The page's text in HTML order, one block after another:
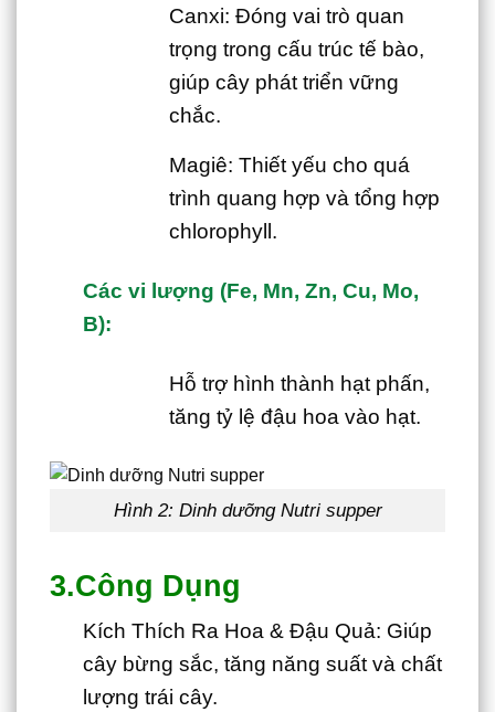
Canxi: Đóng vai trò quan
trọng trong cấu trúc tế bào,
giúp cây phát triển vững
chắc.
Magiê: Thiết yếu cho quá
trình quang hợp và tổng hợp
chlorophyll.
Các vi lượng (Fe, Mn, Zn, Cu, Mo,
B):
Hỗ trợ hình thành hạt phấn,
tăng tỷ lệ đậu hoa vào hạt.
Hình 2: Dinh dưỡng Nutri supper
3.Công Dụng
Kích Thích Ra Hoa & Đậu Quả: Giúp
cây bừng sắc, tăng năng suất và chất
lượng trái cây.